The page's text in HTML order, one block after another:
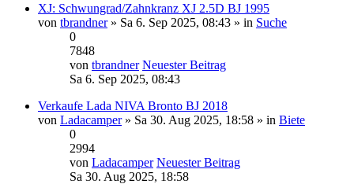
XJ: Schwungrad/Zahnkranz XJ 2.5D BJ 1995
von tbrandner» Sa 6. Sep 2025, 08:43 » in Suche
0
7848
von tbrandner Neuester Beitrag
Sa 6. Sep 2025, 08:43
Verkaufe Lada NIVA Bronto BJ 2018
von Ladacamper» Sa 30. Aug 2025, 18:58 » in Biete
0
2994
von Ladacamper Neuester Beitrag
Sa 30. Aug 2025, 18:58